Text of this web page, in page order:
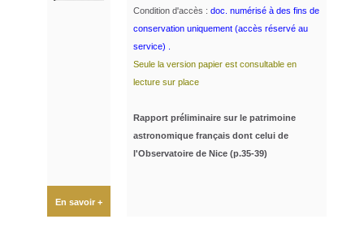
Condition d'accès : doc. numérisé à des fins de
conservation uniquement (accès réservé au
service) .
Seule la version papier est consultable en
lecture sur place
Rapport préliminaire sur le patrimoine
astronomique français dont celui de
l'Observatoire de Nice (p.35-39)
En savoir +